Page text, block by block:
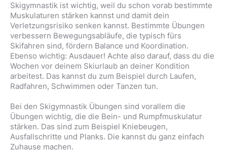
Skigymnastik ist wichtig, weil du schon vorab bestimmte
Muskulaturen stärken kannst und damit dein
Verletzungsrisiko senken kannst. Bestimmte Übungen
verbessern Bewegungsabläufe, die typisch fürs
Skifahren sind, fördern Balance und Koordination.
Ebenso wichtig: Ausdauer! Achte also darauf, dass du die
Wochen vor deinem Skiurlaub an deiner Kondition
arbeitest. Das kannst du zum Beispiel durch Laufen,
Radfahren, Schwimmen oder Tanzen tun.
Bei den Skigymnastik Übungen sind vorallem die
Übungen wichtig, die die Bein- und Rumpfmuskulatur
stärken. Das sind zum Beispiel Kniebeugen,
Ausfallschritte und Planks. Die kannst du ganz einfach
Zuhause machen.